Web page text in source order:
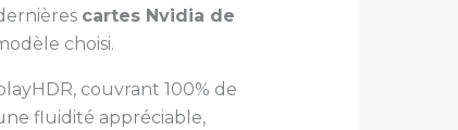
cartes Nvidia de
choisi.
couvrant 100% de
fluidité appréciable,